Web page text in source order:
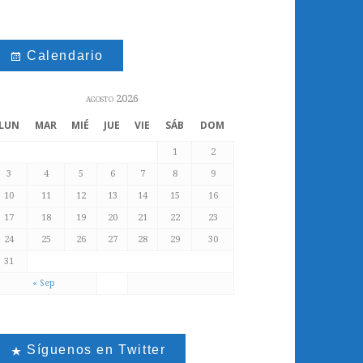
Calendario
agosto 2026
MAR MIÉ JUE VIE SÁB DOM
« Sep
1 2
3 4 5 6 7 8 9
10 11 12 13 14 15 16
17 18 19 20 21 22 23
24 25 26 27 28 29 30
31
Síguenos en Twitter